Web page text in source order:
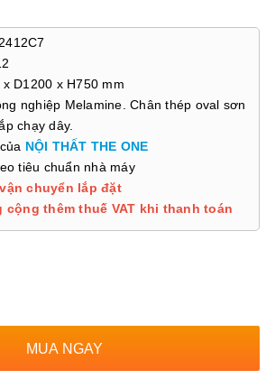
x D1200 x H750 mm
nghiệp Melamine. Chân thép oval sơn
chạy dây.
NỘI THẤT THE ONE
tiêu chuẩn nhà máy
chuyển lắp đặt
cộng thêm thuế VAT khi thanh toán
MUA NGAY